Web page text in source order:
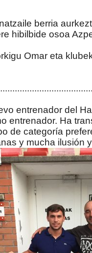
berria
hibilbide osoa
Omar eta
entrenador del
entrenador. Ha
de categoría
y mucha ilusión